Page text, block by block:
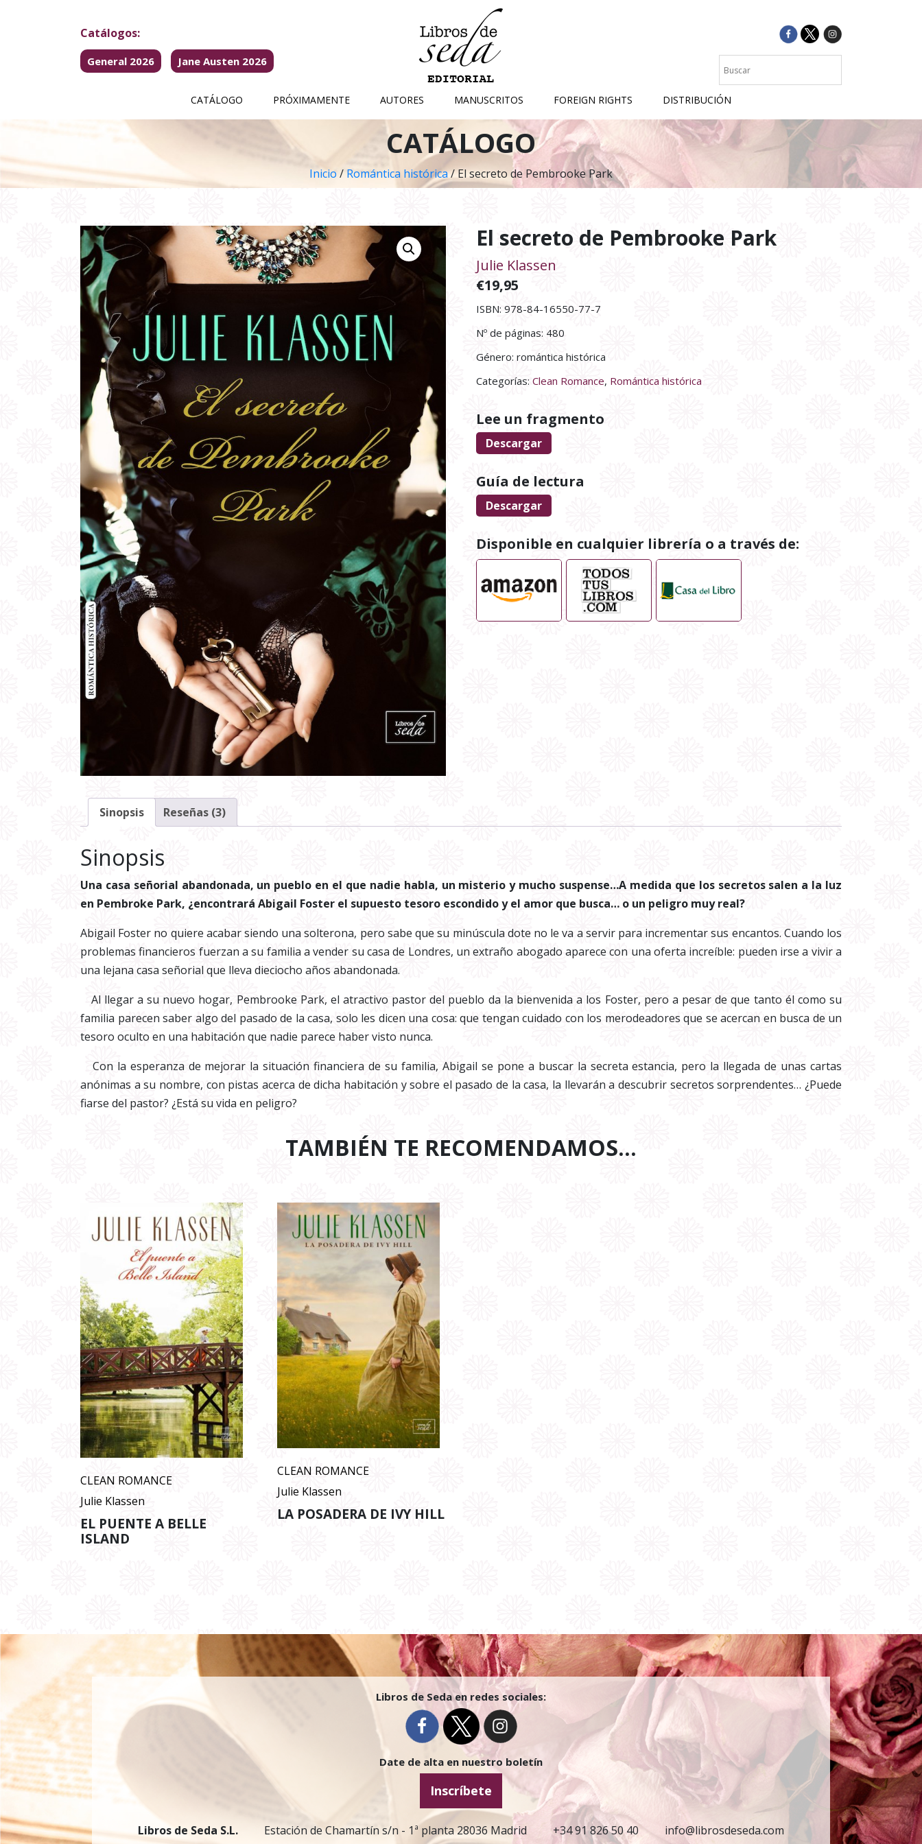
Catálogos:
General 2026 Jane Austen 2026
CATÁLOGO PRÓXIMAMENTE AUTORES MANUSCRITOS FOREIGN RIGHTS DISTRIBUCIÓN
CATÁLOGO
Inicio / Romántica histórica/ El secreto de Pembrooke Park
El secreto de Pembrooke Park
Julie Klassen
€19,95
ISBN: 978-84-16550-77-7
Nº de páginas: 480
Género: romántica histórica
Categorías:Clean Romance, Romántica histórica
Lee un fragmento
Descargar
Guía de lectura
Descargar
Disponible en cualquier librería o a través de:
Sinopsis Reseñas (3)
Sinopsis
Una casa señorial abandonada, un pueblo en el que nadie habla, un misterio y mucho suspense…A medida que los secretos salen a la luz
en Pembroke Park, ¿encontrará Abigail Foster el supuesto tesoro escondido y el amor que busca… o un peligro muy real?
Abigail Foster no quiere acabar siendo una solterona, pero sabe que su minúscula dote no le va a servir para incrementar sus encantos. Cuando los
problemas financieros fuerzan a su familia a vender su casa de Londres, un extraño abogado aparece con una oferta increíble: pueden irse a vivir a
una lejana casa señorial que lleva dieciocho años abandonada.
Al llegar a su nuevo hogar, Pembrooke Park, el atractivo pastor del pueblo da la bienvenida a los Foster, pero a pesar de que tanto él como su
familia parecen saber algo del pasado de la casa, solo les dicen una cosa: que tengan cuidado con los merodeadores que se acercan en busca de un
tesoro oculto en una habitación que nadie parece haber visto nunca.
Con la esperanza de mejorar la situación financiera de su familia, Abigail se pone a buscar la secreta estancia, pero la llegada de unas cartas
anónimas a su nombre, con pistas acerca de dicha habitación y sobre el pasado de la casa, la llevarán a descubrir secretos sorprendentes… ¿Puede
fiarse del pastor? ¿Está su vida en peligro?
TAMBIÉN TE RECOMENDAMOS…
CLEAN ROMANCE
Julie Klassen
EL PUENTE A BELLE
ISLAND
CLEAN ROMANCE
Julie Klassen
LA POSADERA DE IVY HILL
Libros de Seda en redes sociales:
Date de alta en nuestro boletín
Inscríbete
Libros de Seda S.L. Estación de Chamartín s/n - 1ª planta 28036 Madrid +34 91 826 50 40 info@librosdeseda.com